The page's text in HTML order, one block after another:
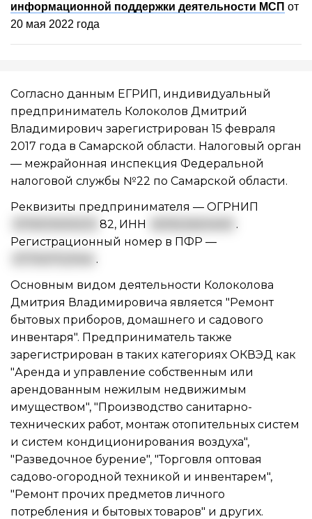
информационной поддержки деятельности МСП от
20 мая 2022 года
Согласно данным ЕГРИП, индивидуальный
предприниматель Колоколов Дмитрий
Владимирович зарегистрирован 15 февраля
2017 года в Самарской области. Налоговый орган
— межрайонная инспекция Федеральной
налоговой службы №22 по Самарской области.
Реквизиты предпринимателя — ОГРНИП
82, ИНН
.
Регистрационный номер в ПФР —
.
Основным видом деятельности Колоколова
Дмитрия Владимировича является "Ремонт
бытовых приборов, домашнего и садового
инвентаря". Предприниматель также
зарегистрирован в таких категориях ОКВЭД как
"Аренда и управление собственным или
арендованным нежилым недвижимым
имуществом", "Производство санитарно-
технических работ, монтаж отопительных систем
и систем кондиционирования воздуха",
"Разведочное бурение", "Торговля оптовая
садово-огородной техникой и инвентарем",
"Ремонт прочих предметов личного
потребления и бытовых товаров" и других.